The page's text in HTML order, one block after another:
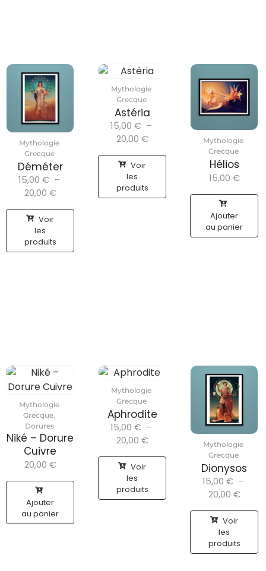
Mythologie
Grecque
Déméter
15,00 € –
20,00 €
Voir
les
produits
Mythologie
Grecque
Astéria
15,00 € –
20,00 €
Voir
les
produits
Mythologie
Grecque
Hélios
15,00 €
Ajouter
au panier
Mythologie
Grecque,
Dorures
Niké – Dorure
Cuivre
20,00 €
Ajouter
au panier
Mythologie
Grecque
Aphrodite
15,00 € –
20,00 €
Voir
les
produits
Mythologie
Grecque
Dionysos
15,00 € –
20,00 €
Voir
les
produits